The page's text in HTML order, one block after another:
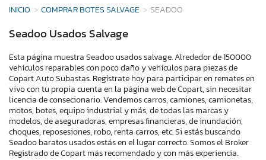
INICIO COMPRAR BOTES SALVAGE SEADOO
Seadoo Usados Salvage
Esta página muestra Seadoo usados salvage. Alrededor de 150000
vehículos reparables con poco daño y vehículos para piezas de
Copart Auto Subastas. Regístrate hoy para participar en remates en
vivo con tu propia cuenta en la página web de Copart, sin necesitar
licencia de consecionario. Vendemos carros, camiones, camionetas,
motos, botes, equipo industrial y más, de todas las marcas y
modelos, de aseguradoras, empresas financieras, de inundación,
choques, reposesiones, robo, renta carros, etc. Si estás buscando
Seadoo baratos usados estás en el lugar correcto. Somos el Broker
Registrado de Copart más recomendado y con más experiencia.